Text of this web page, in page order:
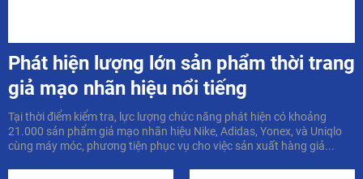
Phát hiện lượng lớn sản phẩm thời trang
giả mạo nhãn hiệu nổi tiếng
Tại thời điểm kiểm tra, lực lượng chức năng phát hiện có khoảng
21.000 sản phẩm giả mạo nhãn hiệu Nike, Adidas, Yonex, và Uniqlo
cùng máy móc, phương tiện phục vụ cho việc sản xuất hàng giả...